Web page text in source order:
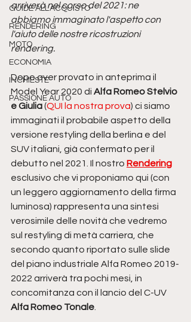
GUIDE ALL'ACQUISTO
RENDERING
MOTO
ECONOMIA
INCHIESTE
PASSIONE AUTO
arriverà nel corso del 2021: ne
abbiamo immaginato l'aspetto con
l'aiuto delle nostre ricostruzioni
rendering.
Dopo aver provato in anteprima il
Model Year 2020 di Alfa Romeo Stelvio
e Giulia (QUI la nostra prova) ci siamo
immaginati il probabile aspetto della
versione restyling della berlina e del
SUV italiani, già confermato per il
debutto nel 2021. Il nostro Rendering
esclusivo che vi proponiamo qui (con
un leggero aggiornamento della firma
luminosa) rappresenta una sintesi
verosimile delle novità che vedremo
sul restyling di metà carriera, che
secondo quanto riportato sulle slide
del piano industriale Alfa Romeo 2019-
2022 arriverà tra pochi mesi, in
concomitanza con il lancio del C-UV
Alfa Romeo Tonale